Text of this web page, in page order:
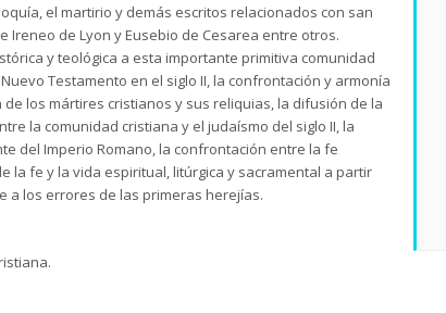
el martirio y demás escritos relacionados con san
Ireneo de Lyon y Eusebio de Cesarea entre otros.
y teológica a esta importante primitiva comunidad
Testamento en el siglo II, la confrontación y armonía
los mártires cristianos y sus reliquias, la difusión de la
la comunidad cristiana y el judaísmo del siglo II, la
del Imperio Romano, la confrontación entre la fe
la fe y la vida espiritual, litúrgica y sacramental a partir
los errores de las primeras herejías.